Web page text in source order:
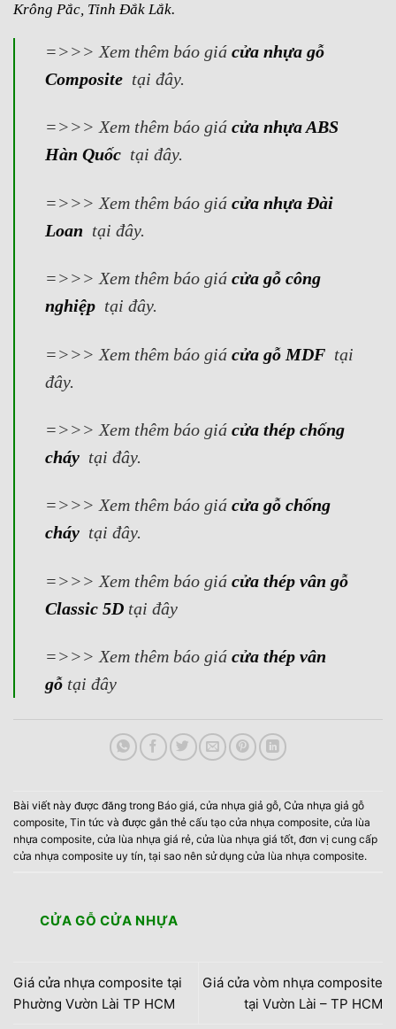
Krông Pắc, Tỉnh Đắk Lắk.
=>>> Xem thêm báo giá cửa nhựa gỗ
Composite tại đây.
=>>> Xem thêm báo giá cửa nhựa ABS
Hàn Quốctại đây.
=>>> Xem thêm báo giá cửa nhựa Đài
Loan tại đây.
=>>> Xem thêm báo giá cửa gỗ công
nghiệptại đây.
=>>> Xem thêm báo giá cửa gỗ MDF tại
đây.
=>>> Xem thêm báo giá cửa thép chống
cháytại đây.
=>>> Xem thêm báo giá cửa gỗ chống
cháytại đây.
=>>> Xem thêm báo giá cửa thép vân gỗ
Classic 5Dtại đây
=>>> Xem thêm báo giá cửa thép vân
gỗ tại đây
Bài viết này được đăng trong Báo giá, cửa nhựa giả gỗ, Cửa nhựa giả gỗ
composite, Tin tức và được gắn thẻ cấu tạo cửa nhựa composite, cửa lùa
nhựa composite, cửa lùa nhựa giá rẻ, cửa lùa nhựa giá tốt, đơn vị cung cấp
cửa nhựa composite uy tín, tại sao nên sử dụng cửa lùa nhựa composite.
CỬA GỖ CỬA NHỰA
Giá cửa nhựa composite tại
Phường Vườn Lài TP HCM
Giá cửa vòm nhựa composite
tại Vườn Lài – TP HCM